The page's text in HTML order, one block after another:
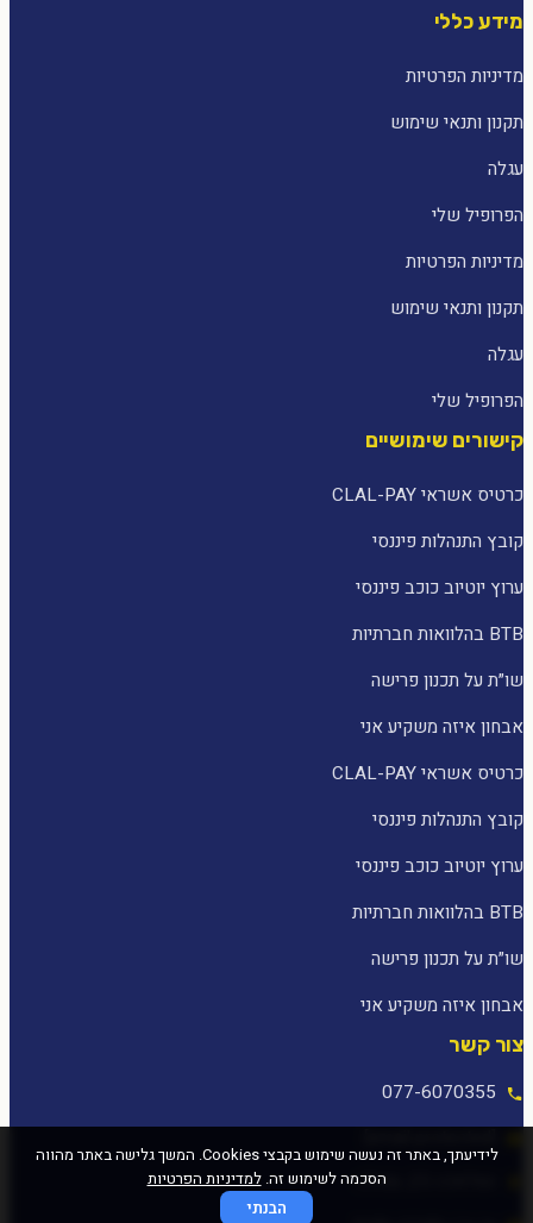
מידע כללי
מדיניות הפרטיות
תקנון ותנאי שימוש
עגלה
הפרופיל שלי
מדיניות הפרטיות
תקנון ותנאי שימוש
עגלה
הפרופיל שלי
קישורים שימושיים
כרטיס אשראי CLAL-PAY
קובץ התנהלות פיננסי
ערוץ יוטיוב כוכב פיננסי
BTB בהלוואות חברתיות
שו״ת על תכנון פרישה
אבחון איזה משקיע אני
כרטיס אשראי CLAL-PAY
קובץ התנהלות פיננסי
ערוץ יוטיוב כוכב פיננסי
BTB בהלוואות חברתיות
שו״ת על תכנון פרישה
אבחון איזה משקיע אני
צור קשר
077-6070355
לידיעתך, באתר זה נעשה שימוש בקבצי Cookies. המשך גלישה באתר מהווה
הסכמה לשימוש זה.למדיניות הפרטיות
הבנתי